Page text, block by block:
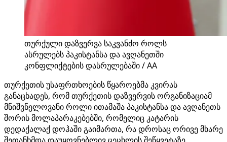
თურქული დაზვერვა საკვანძო როლს
ასრულებს პაკისტანსა და ავღანეთში
კონფლიქტების დასრულებაში / AA
თურქეთის უსაფრთხოების წყაროებმა კვირას
განაცხადეს, რომ თურქეთის დაზვერვის ორგანიზაციამ
მნიშვნელოვანი როლი ითამაშა პაკისტანსა და ავღანეთს
შორის მოლაპარაკებებში, რომელიც კატარის
დედაქალაქ დოჰაში გაიმართა, რა დროსაც ორივე მხარე